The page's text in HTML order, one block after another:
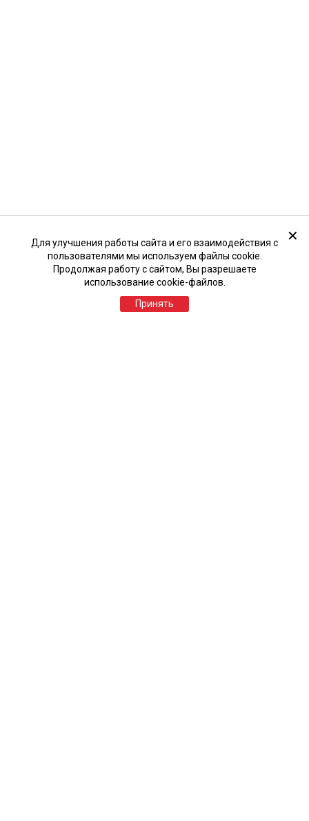
✕
Для улучшения работы сайта и его взаимодействия с
пользователями мы используем файлы cookie.
Продолжая работу с сайтом, Вы разрешаете
использование cookie-файлов.
Принять